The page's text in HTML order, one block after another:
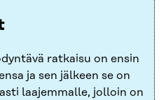
ratkaisu on ensin
ja sen jälkeen se on
laajemmalle, jolloin on